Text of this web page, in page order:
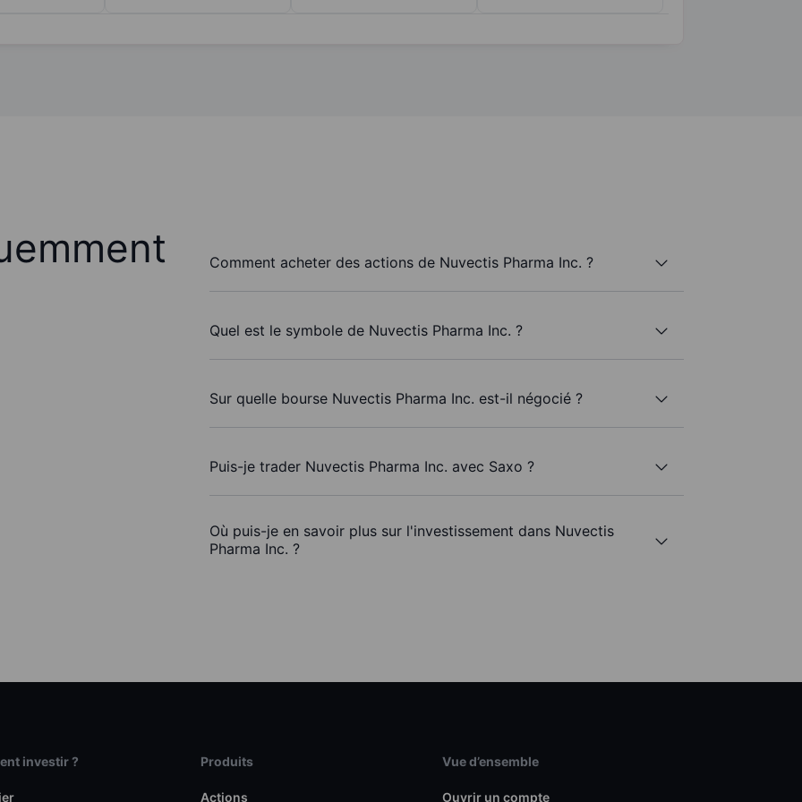
Comment acheter des actions de Nuvectis Pharma Inc. ?
Quel est le symbole de Nuvectis Pharma Inc. ?
Sur quelle bourse Nuvectis Pharma Inc. est-il négocié ?
Puis-je trader Nuvectis Pharma Inc. avec Saxo ?
Où puis-je en savoir plus sur l'investissement dans Nuvectis
Pharma Inc. ?
investir ? Produits
Actions
Vue d’ensemble
Ouvrir un compte